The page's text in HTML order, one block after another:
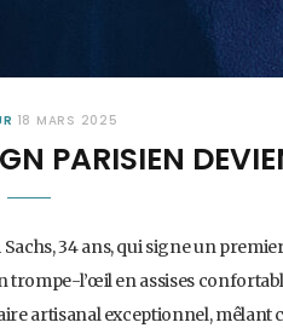
18 MARS 2025
PARISIEN
34 ans, qui signe un
l’œil en assises
artisanal exceptionnel, mêlant